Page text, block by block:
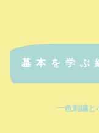
基本を学ぶ
一色刺繍と